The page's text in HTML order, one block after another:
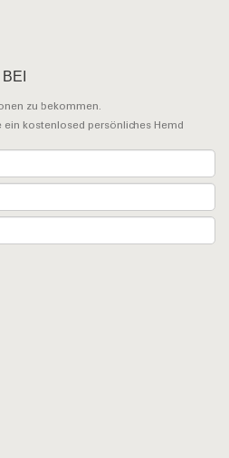
zu bekommen.
kostenlosed persönliches Hemd